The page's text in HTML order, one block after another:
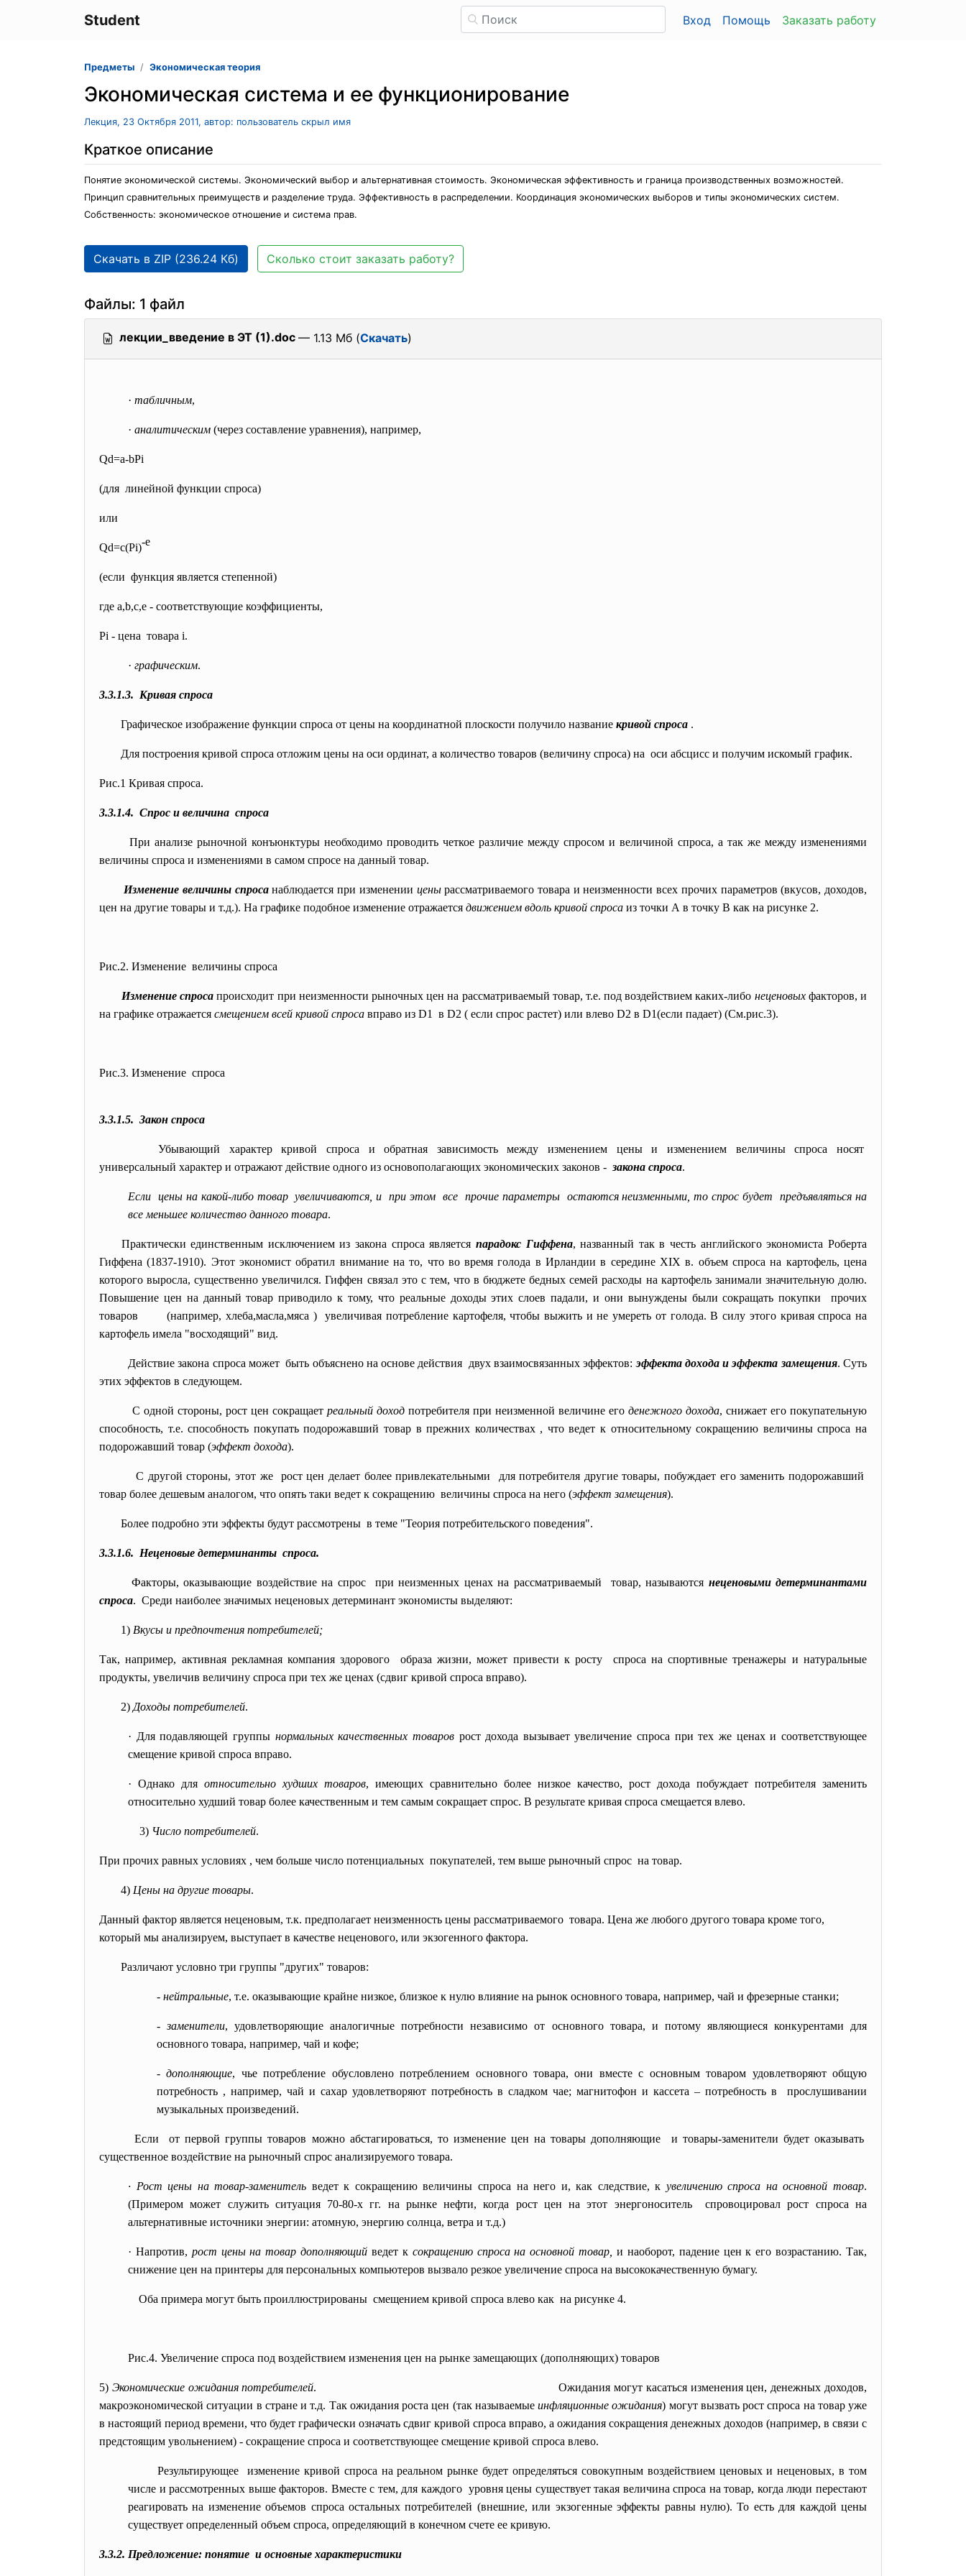
Student Вход Помощь Заказать работу
Предметы Экономическая теория
Экономическая система и ее функционирование
Лекция, 23 Октября 2011, автор: пользователь скрыл имя
Краткое описание
Понятие экономической системы. Экономический выбор и альтернативная стоимость. Экономическая эффективность и граница производственных возможностей.
Принцип сравнительных преимуществ и разделение труда. Эффективность в распределении. Координация экономических выборов и типы экономических систем.
Собственность: экономическое отношение и система прав.
Скачать в ZIP (236.24 Кб) Сколько стоит заказать работу?
Файлы: 1 файл
лекции_введение в ЭТ (1).doc — 1.13 Мб (Скачать)
· табличным,
· аналитическим (через составление уравнения), например,
Qd=a-bPi
(для линейной функции спроса)
или
Qd=c(Pi)-e
(если функция является степенной)
где а,b,c,e - соответствующие коэффициенты,
Pi - цена товара i.
· графическим.
3.3.1.3. Кривая спроса
Графическое изображение функции спроса от цены на координатной плоскости получило название кривой спроса .
Для построения кривой спроса отложим цены на оси ординат, а количество товаров (величину спроса) на оси абсцисс и получим искомый график.
Рис.1 Кривая спроса.
3.3.1.4. Спрос и величина спроса
При анализе рыночной конъюнктуры необходимо проводить четкое различие между спросом и величиной спроса, а так же между изменениями
величины спроса и изменениями в самом спросе на данный товар.
Изменение величины спросанаблюдается при изменении ценырассматриваемого товара и неизменности всех прочих параметров (вкусов, доходов,
цен на другие товары и т.д.). На графике подобное изменение отражается движением вдоль кривой спроса из точки А в точку В как на рисунке 2.
Рис.2. Изменение величины спроса
Изменение спросапроисходит при неизменности рыночных цен на рассматриваемый товар, т.е. под воздействием каких-либо неценовых факторов, и
на графике отражается смещением всей кривой спроса вправо из D1 в D2 ( если спрос растет) или влево D2 в D1(если падает) (См.рис.3).
Рис.3. Изменение спроса
3.3.1.5. Закон спроса
Убывающий характер кривой спроса и обратная зависимость между изменением цены и изменением величины спроса носят
универсальный характер и отражают действие одного из основополагающих экономических законов - закона спроса.
Если цены на какой-либо товар увеличиваются, и при этом все прочие параметры остаются неизменными, то спрос будет предъявляться на
все меньшее количество данного товара.
Практически единственным исключением из закона спроса является парадокс Гиффена, названный так в честь английского экономиста Роберта
Гиффена (1837-1910). Этот экономист обратил внимание на то, что во время голода в Ирландии в середине XIX в. объем спроса на картофель, цена
которого выросла, существенно увеличился. Гиффен связал это с тем, что в бюджете бедных семей расходы на картофель занимали значительную долю.
Повышение цен на данный товар приводило к тому, что реальные доходы этих слоев падали, и они вынуждены были сокращать покупки прочих
товаров (например, хлеба,масла,мяса ) увеличивая потребление картофеля, чтобы выжить и не умереть от голода. В силу этого кривая спроса на
картофель имела "восходящий" вид.
Действие закона спроса может быть объяснено на основе действия двух взаимосвязанных эффектов:эффекта дохода и эффекта замещения. Суть
этих эффектов в следующем.
С одной стороны, рост цен сокращает реальный доход потребителя при неизменной величине его денежного дохода, снижает его покупательную
способность, т.е. способность покупать подорожавший товар в прежних количествах , что ведет к относительному сокращению величины спроса на
подорожавший товар (эффект дохода).
С другой стороны, этот же рост цен делает болеепривлекательными для потребителя другие товары, побуждает его заменитьподорожавший
товар более дешевым аналогом, что опять таки ведет к сокращению величины спроса на него (эффект замещения).
Более подробно эти эффекты будут рассмотрены в теме "Теория потребительского поведения".
3.3.1.6. Неценовые детерминанты спроса.
Факторы, оказывающие воздействие на спрос при неизменных ценах на рассматриваемый товар, называются неценовыми детерминантами
спроса. Среди наиболее значимых неценовых детерминант экономисты выделяют:
1) Вкусы и предпочтения потребителей;
Так, например, активная рекламная компания здорового образа жизни, может привести к росту спроса на спортивные тренажеры и натуральные
продукты, увеличив величину спроса при тех же ценах (сдвиг кривой спроса вправо).
2) Доходы потребителей.
· Для подавляющей группы нормальных качественных товаров рост дохода вызывает увеличение спроса при тех же ценах и соответствующее
смещение кривой спроса вправо.
· Однако для относительно худших товаров, имеющих сравнительно более низкое качество, рост дохода побуждает потребителя заменить
относительно худший товар более качественным и тем самым сокращает спрос. В результате кривая спроса смещается влево.
3) Число потребителей.
При прочих равных условиях , чем больше число потенциальных покупателей, тем выше рыночный спрос на товар.
4) Цены на другие товары.
Данный фактор является неценовым, т.к. предполагает неизменность цены рассматриваемого товара. Цена же любого другого товара кроме того,
который мы анализируем, выступает в качестве неценового, или экзогенного фактора.
Различают условно три группы "других" товаров:
- нейтральные, т.е. оказывающие крайне низкое, близкое к нулю влияние на рынок основного товара, например, чай и фрезерные станки;
-заменители, удовлетворяющие аналогичные потребности независимо от основного товара, и потому являющиеся конкурентами для
основного товара, например, чай и кофе;
-дополняющие, чье потребление обусловлено потреблением основного товара, они вместе с основным товаром удовлетворяют общую
потребность , например, чай и сахар удовлетворяют потребность в сладком чае; магнитофон и кассета – потребность в прослушивании
музыкальных произведений.
Если от первой группы товаров можно абстагироваться, то изменение цен на товары дополняющие и товары-заменители будет оказывать
существенное воздействие на рыночный спрос анализируемого товара.
· Рост цены на товар-заменитель ведет к сокращению величины спроса на него и, как следствие, к увеличению спроса на основной товар.
(Примером может служить ситуация 70-80-х гг. на рынке нефти, когда рост цен на этот энергоноситель спровоцировал рост спроса на
альтернативные источники энергии: атомную, энергию солнца, ветра и т.д.)
· Напротив, рост цены на товар дополняющийведет к сокращению спроса на основной товар,и наоборот, падение цен к его возрастанию. Так,
снижение цен на принтеры для персональных компьютеров вызвало резкое увеличение спроса на высококачественную бумагу.
Оба примера могут быть проиллюстрированы смещением кривой спроса влево как на рисунке 4.
Рис.4. Увеличение спроса под воздействием изменения цен на рынке замещающих (дополняющих) товаров
5) Экономические ожидания потребителей.
Ожидания могут касаться изменения цен, денежных доходов,
макроэкономической ситуации в стране и т.д. Так ожидания роста цен (так называемые инфляционные ожидания) могут вызвать рост спроса на товар уже
в настоящий период времени, что будет графически означать сдвиг кривой спроса вправо, а ожидания сокращения денежных доходов (например, в связи с
предстоящим увольнением) - сокращение спроса и соответствующее смещение кривой спроса влево.
Результирующее изменение кривой спроса на реальном рынке будет определяться совокупным воздействием ценовых и неценовых, в том
числе и рассмотренных выше факторов. Вместе с тем, для каждого уровня цены существует такая величина спроса на товар, когда люди перестают
реагировать на изменение объемов спроса остальных потребителей (внешние, или экзогенные эффекты равны нулю). То есть для каждой цены
существует определенный объем спроса, определяющий в конечном счете ее кривую.
3.3.2. Предложение: понятие и основные характеристики